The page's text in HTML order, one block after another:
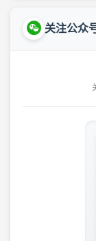
关注公众